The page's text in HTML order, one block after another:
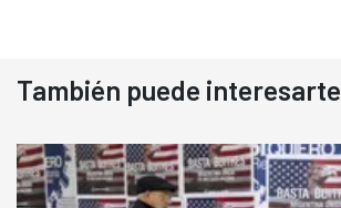
También puede interesarte